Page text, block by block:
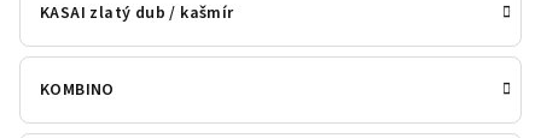
KASAI zlatý dub / kašmír
KOMBINO